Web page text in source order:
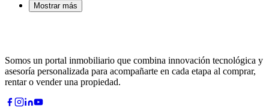
Mostrar más
Somos un portal inmobiliario que combina innovación tecnológica y
asesoría personalizada para acompañarte en cada etapa al comprar,
rentar o vender una propiedad.